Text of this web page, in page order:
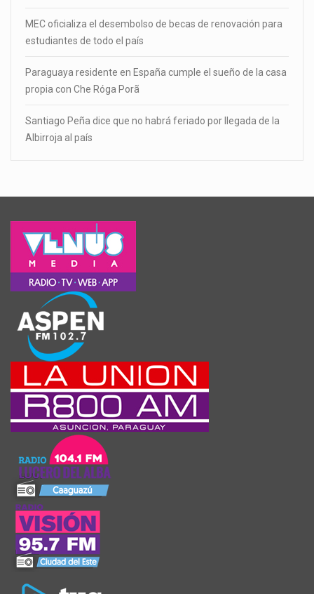
MEC oficializa el desembolso de becas de renovación para
estudiantes de todo el país
Paraguaya residente en España cumple el sueño de la casa
propia con Che Róga Porã
Santiago Peña dice que no habrá feriado por llegada de la
Albirroja al país